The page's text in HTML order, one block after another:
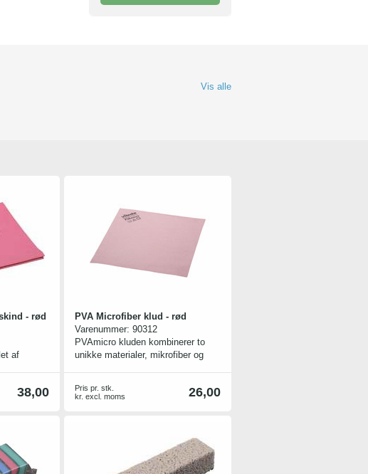
Vis alle
- rød
af
38,00
PVA Microfiber klud - rød
Varenummer: 90312
PVAmicro kluden kombinerer to
unikke materialer, mikrofiber og
mikrofiber basismateriale giver høj
snavs, såsom fingeraftryk på glas,
Den unikke PVA imprægnering
26,00
Pris pr. stk.
kr. excl. moms